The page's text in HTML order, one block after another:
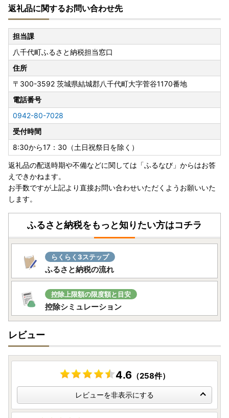
送）する場合にかかる運賃は
ご贈答用の場合でも受取人様でのご負担となります。お申し
込み時のお届け先住所入力につきましては十分にご注意くだ
さい。
詳細は、下記URLヤマト運輸株式会社の運賃収受の開始につ
いてご確認ください。
https://www.yamato-hd.co.jp/important/info_230417_2.ht
ml
配送手配開始後にご連絡をいただいた場合、窓口での住所変
更はいたしかねますので、お早めにご連絡下さい。
●お受け取り後は、すぐに状態をご確認ください。
万全を期して返礼品をお届けしていますが、万が一、不備等
があった場合は返礼品受け取り時に、写真（画像）を添付の
うえ電子メールにてご連絡ください。
日数が経ったものに関しましては対応いたしかねますので、
ご了承ください。
また、不備等があった返礼品は食べたり、飲んだり、捨てた
りせず、対応が決まるまで保管をお願いします。
保管されてない場合、代替品での対応等が難しい場合がござ
ご連絡先：furusato@yachiyotown.com
●お寄せいただいた個人情報は、八千代町が寄附金の受付及
び入金に係る確認・連絡等に利用するものであり、それ以外
の目的で使用するものではありません。
●寄附者情報の”寄附者名”と”住所”には住民票にご登録の内
容をご記入ください。内容が異なる場合は寄附控除対象にな
らない可能性がありますのでご注意ください。
●寄附のキャンセル、返礼品の変更・返品はできません。
また、寄附者様の都合により返礼品がお届けできない場合、
返礼品の再送はいたしかねます。
住民票が八千代町にある方は、返礼品の送付対象になりませ
んので、あらかじめご了承ください。
返礼品に関するお問い合わせ先
担当課
八千代町ふるさと納税担当窓口
住所
〒300-3592 茨城県結城郡八千代町大字菅谷1170番地
電話番号
0942-80-7028
受付時間
8:30から17：30（土日祝祭日を除く）
返礼品の配送時期や不備などに関しては「ふるなび」からはお答
えできかねます。
お手数ですが上記より直接お問い合わせいただくようお願いいた
します。
ふるさと納税をもっと知りたい方はコチラ
らくらく3ステップ
ふるさと納税の流れ
控除上限額の限度額と目安
控除シミュレーション
レビュー
4.6（258件）
レビューを非表示にする